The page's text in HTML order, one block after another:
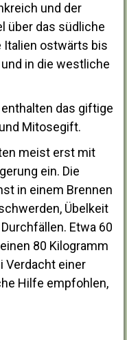
und der
über das südliche
Italien ostwärts bis
in die westliche
das giftige
Mitosegift.
meist erst mit
ein. Die
in einem Brennen
Übelkeit
Etwa 60
80 Kilogramm
Verdacht einer
Hilfe empfohlen,